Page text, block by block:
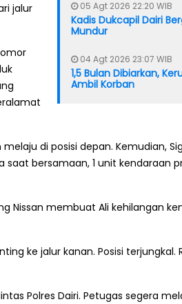
05 Agt 2026 22:20 WIB
Kadis Dukcapil Dairi
Mundur
04 Agt 2026 23:07 WIB
1,5 Bulan Dibiarkan,
Ambil Korban
jalur
melaju di posisi depan. Kemudian,
saat bersamaan, 1 unit kendaraan
Nissan membuat Ali kehilangan
ke jalur kanan. Posisi
Polres Dairi. Petugas segera